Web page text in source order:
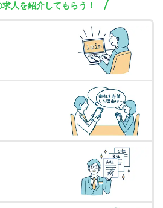
人を紹介してもらう！